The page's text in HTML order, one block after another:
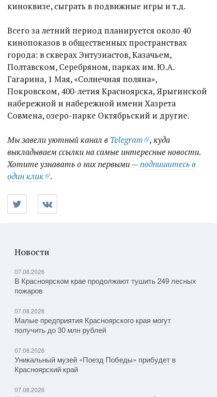
киноквизе, сыграть в подвижные игры и т.д.
Всего за летний период планируется около 40
кинопоказов в общественных пространствах
города: в скверах Энтузиастов, Казачьем,
Полтавском, Серебряном, парках им. Ю.А.
Гагарина, 1 Мая, «Солнечная поляна»,
Покровском, 400-летия Красноярска, Ярыгинской
набережной и набережной имени Хазрета
Совмена, озеро-парке Октябрьский и другие.
Мы завели уютный канал в Telegram
, куда
выкладываем ссылки на самые интересные новости.
Хотите узнавать о них первыми —подпишитесь в
один клик
.
Новости
07.08.2026
В Красноярском крае продолжают тушить 249 лесных
пожаров
07.08.2026
Малые предприятия Красноярского края могут
получить до 30 млн рублей
07.08.2026
Уникальный музей «Поезд Победы» прибудет в
Красноярский край
07.08.2026